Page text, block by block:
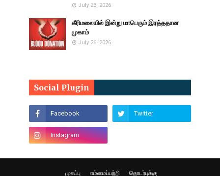
July 23, 2026
கீரிமலையில் இன்று மாபெரும் இரத்ததான
முகாம்
July 26, 2026
Social Plugin
முகப்பு எம்மைப்பற்றி தொடர்புக்கு